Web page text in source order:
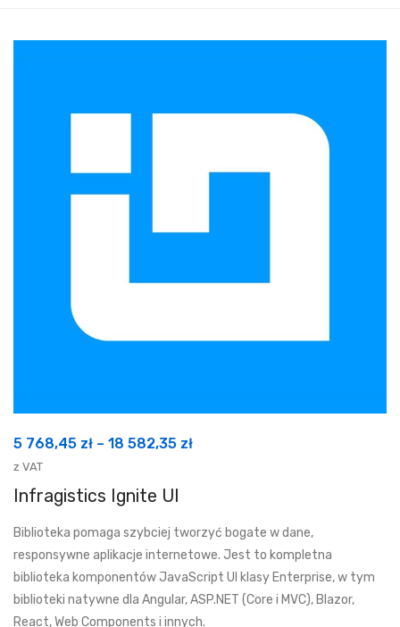
5 768,45 zł – 18 582,35 złZakres
768,45 zł
do
18
582,35 zł
z VAT
Infragistics Ignite UI
Biblioteka pomaga szybciej tworzyć bogate w dane,
responsywne aplikacje internetowe. Jest to kompletna
biblioteka komponentów JavaScript UI klasy Enterprise, w tym
biblioteki natywne dla Angular, ASP.NET (Core i MVC), Blazor,
React, Web Components i innych.